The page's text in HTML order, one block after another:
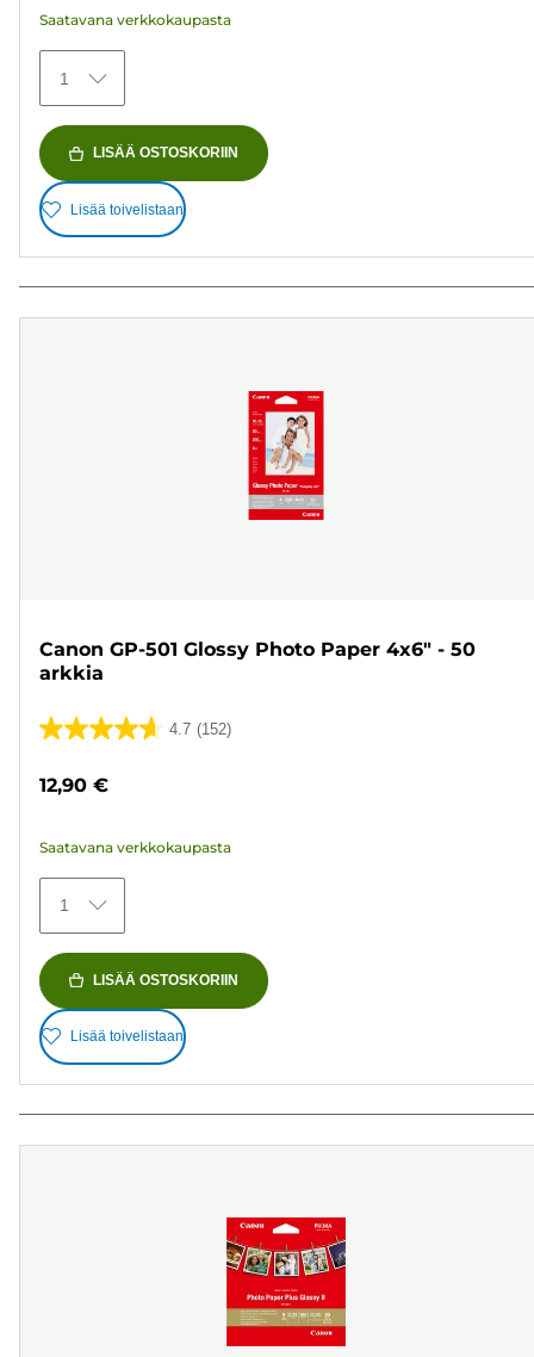
Saatavana verkkokaupasta
1
LISÄÄ OSTOSKORIIN
Lisää toivelistaan
Canon GP-501 Glossy Photo Paper 4x6" - 50
arkkia
4.7 (152)
4.7/5
152
12,90 €
Saatavana verkkokaupasta
1
LISÄÄ OSTOSKORIIN
Lisää toivelistaan